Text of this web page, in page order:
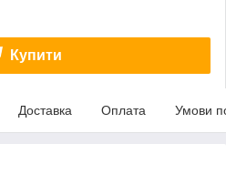
Купити
Доставка Оплата Умови